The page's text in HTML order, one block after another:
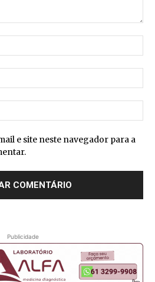
e site neste navegador para a
Publicidade